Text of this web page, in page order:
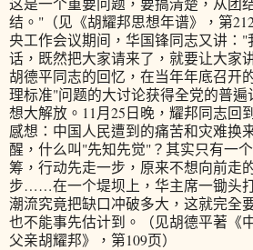
结。"（见《胡耀邦思想年谱》，第
央工作会议期间，华国锋同志又讲：
话，既然把大家请来了，就要让大家
胡德平同志的回忆，在当年年底召开
理标准"问题的大讨论获得全党的普
想大解放。11月25日晚，耀邦同志回
感想：中国人民遭到的痛苦和灾难换
醒，什么叫"先知先觉"？其实只有一
筹，行动先走一步，原来不想向前走
步……在一个堤坝上，华主席一锄头
潮流究竟把缺口冲破多大，这就完全
也不能事先估计到。（见胡德平著《
父亲胡耀邦》，第109页）